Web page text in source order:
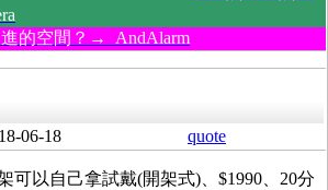
的空間？→ AndAlarm
06-18 quote
可以自己拿試戴(開架式)、$1990、20分